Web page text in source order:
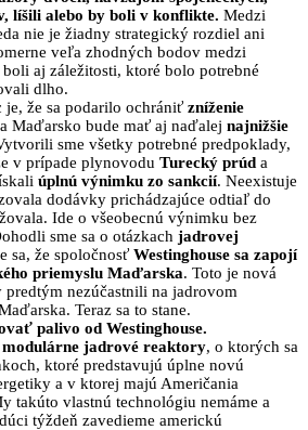
líšili alebo by boli v konflikte. Medzi
nie je žiadny strategický rozdiel ani
veľa zhodných bodov medzi
aj záležitosti, ktoré bolo potrebné
dlho.
je, že sa podarilo ochrániť zníženie
Maďarsko bude mať aj naďalej najnižšie
sme všetky potrebné predpoklady,
v prípade plynovodu Turecký prúd a
úplnú výnimku zo sankcií. Neexistuje
dodávky prichádzajúce odtiaľ do
Ide o všeobecnú výnimku bez
sme sa o otázkach jadrovej
sa, že spoločnosť Westinghouse sa zapojí
priemyslu Maďarska. Toto je nová
nezúčastnili na jadrovom
Teraz sa to stane.
palivo od Westinghouse.
modulárne jadrové reaktory, o ktorých sa
ktoré predstavujú úplne novú
a v ktorej majú Američania
takúto vlastnú technológiu nemáme a
týždeň zavedieme americkú